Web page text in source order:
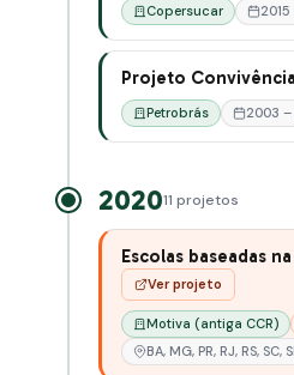
Copersucar
Projeto
Petrobrás 2003 –
202011 projetos
Escolas baseadas
Ver projeto
Motiva (antiga CCR)
BA, MG, PR, RJ, RS, SC,